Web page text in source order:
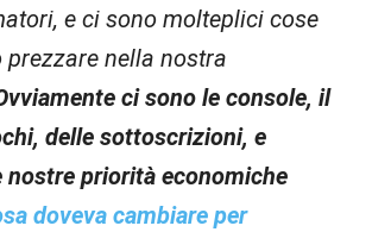
e ci sono molteplici cose
nella nostra
ci sono le console, il
delle sottoscrizioni, e
nostre priorità economiche
doveva cambiare per